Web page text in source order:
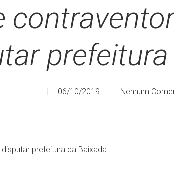
06/10/2019 Nenhum
prefeitura da Baixada